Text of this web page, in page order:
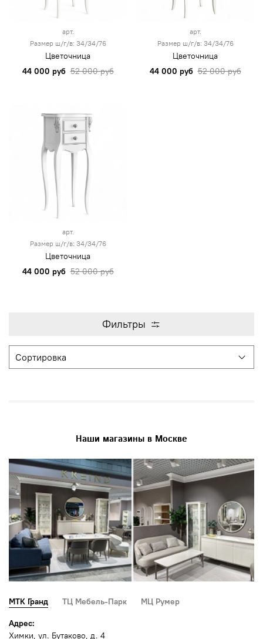
арт.
Размер ш/г/в: 34/34/76
Цветочница
44 000 руб 52 000 руб
арт.
Размер ш/г/в: 34/34/76
Цветочница
44 000 руб 52 000 руб
арт.
Размер ш/г/в: 34/34/76
Цветочница
44 000 руб 52 000 руб
Фильтры
Наши магазины в Москве
МТК Гранд ТЦ Мебель-Парк МЦ Румер
Адрес:
Химки, ул. Бутаково, д. 4